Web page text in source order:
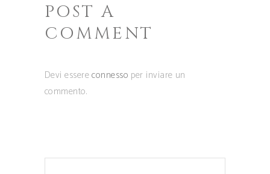
POST A
COMMENT
Devi essereconnesso per inviare un
commento.